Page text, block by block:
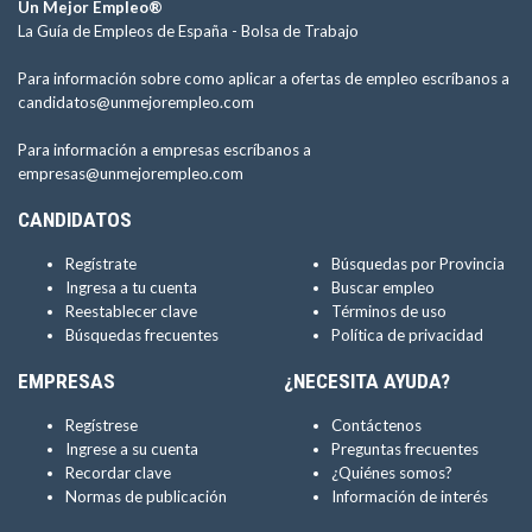
Un Mejor Empleo®
La Guía de Empleos de España - Bolsa de Trabajo
Para información sobre como aplicar a ofertas de empleo escríbanos a
candidatos@unmejorempleo.com
Para información a empresas escríbanos a
empresas@unmejorempleo.com
CANDIDATOS
Regístrate
Ingresa a tu cuenta
Reestablecer clave
Búsquedas frecuentes
Búsquedas por Provincia
Buscar empleo
Términos de uso
Política de privacidad
EMPRESAS
Regístrese
Ingrese a su cuenta
Recordar clave
Normas de publicación
¿NECESITA AYUDA?
Contáctenos
Preguntas frecuentes
¿Quiénes somos?
Información de interés